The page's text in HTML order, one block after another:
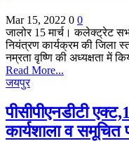
Mar 15, 2022 0 0
जालोर 15 मार्च। कलेक्ट्रेट
नियंत्रण कार्यक्रम की जिला
नम्रता वृष्णि की अध्यक्षता में
Read More...
जयपुर
पीसीपीएनडीटी
कार्यशाला व समूचित